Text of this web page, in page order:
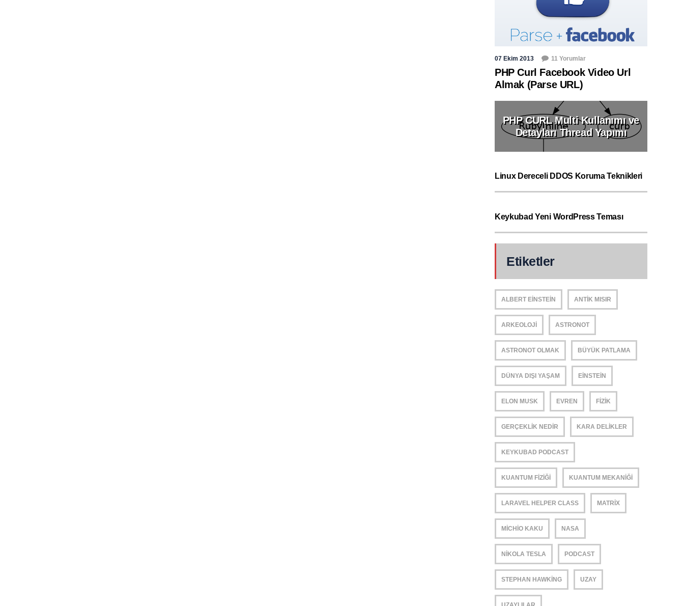
07 Ekim 2013 11 Yorumlar
PHP Curl Facebook Video Url
Almak (Parse URL)
PHP CURL Multi Kullanımı ve
Detayları Thread Yapımı
Linux Dereceli DDOS Koruma Teknikleri
Keykubad Yeni WordPress Teması
Etiketler
ALBERT EINSTEIN ANTIK MISIR
ARKEOLOJI ASTRONOT
ASTRONOT OLMAK BÜYÜK PATLAMA
DÜNYA DIŞI YAŞAM EINSTEIN
ELON MUSK EVREN FIZIK
GERÇEKLIK NEDIR KARA DELIKLER
KEYKUBAD PODCAST
KUANTUM FIZIĞI KUANTUM MEKANIĞI
LARAVEL HELPER CLASS MATRIX
MICHIO KAKU NASA
NIKOLA TESLA PODCAST
STEPHAN HAWKING UZAY